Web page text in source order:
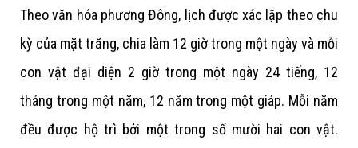
Theo văn hóa phương Đông, lịch được xác lập theo chu
kỳ của mặt trăng, chia làm 12 giờ trong một ngày và mỗi
con vật đại diện 2 giờ trong một ngày 24 tiếng, 12
tháng trong một năm, 12 năm trong một giáp. Mỗi năm
đều được hộ trì bởi một trong số mười hai con vật.